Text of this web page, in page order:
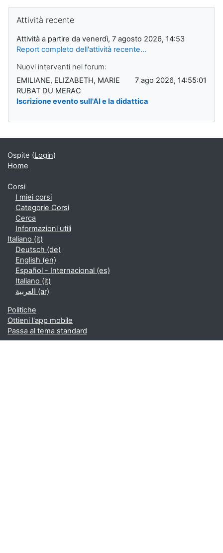
Attività recente
Attività a partire da venerdì, 7 agosto 2026, 14:53
Report completo dell'attività recente...
Nuovi interventi nel forum:
7 ago 2026, 14:55:01
EMILIANE, ELIZABETH, MARIE
RUBAT DU MERAC
Iscrizione evento sull'AI e la didattica
Ospite (Login)
Home
Corsi
I miei corsi
Categorie Corsi
Cerca
Informazioni utili
Italiano ‎(it)‎
Deutsch ‎(de)‎
English ‎(en)‎
Español - Internacional ‎(es)‎
Italiano ‎(it)‎
العربية ‎(ar)‎
Politiche
Ottieni l'app mobile
Passa al tema standard